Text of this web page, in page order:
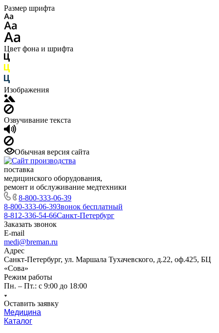
Размер шрифта
Цвет фона и шрифта
Изображения
Озвучивание текста
Обычная версия сайта
поставка
медицинского оборудования,
ремонт и обслуживание медтехники
8-800-333-06-39
8-800-333-06-39Звонок бесплатный
8-812-336-54-66Санкт-Петербург
Заказать звонок
E-mail
medi@breman.ru
Адрес
Санкт-Петербург, ул. Маршала Тухачевского, д.22, оф.425, БЦ
«Сова»
Режим работы
Пн. – Пт.: с 9:00 до 18:00
Оставить заявку
Медицина
Каталог